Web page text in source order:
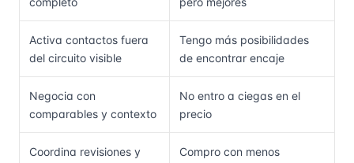
Activa contactos fuera
del circuito visible
Tengo más posibilidades
de encontrar encaje
Negocia con
comparables y contexto
No entro a ciegas en el
precio
Coordina revisiones y
Compro con menos